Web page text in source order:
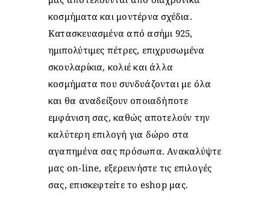
κοσμήματα και μοντέρνα σχέδια.
Κατασκευασμένα από ασήμι 925,
ημιπολύτιμες πέτρες, επιχρυσωμένα
σκουλαρίκια, κολιέ και άλλα
κοσμήματα που συνδυάζονται με όλα
και θα αναδείξουν οποιαδήποτε
εμφάνιση σας, καθώς αποτελούν την
καλύτερη επιλογή για δώρο στα
αγαπημένα σας πρόσωπα. Ανακαλύψτε
μας on-line, εξερευνήστε τις επιλογές
σας, επισκεφτείτε το eshop μας.